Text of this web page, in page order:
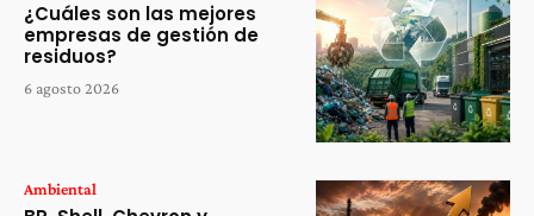
¿Cuáles son las mejores
empresas de gestión de
residuos?
6 agosto 2026
Ambiental